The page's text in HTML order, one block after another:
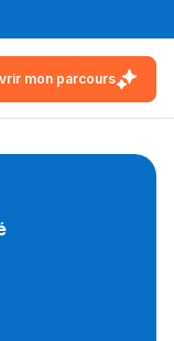
mon parcours